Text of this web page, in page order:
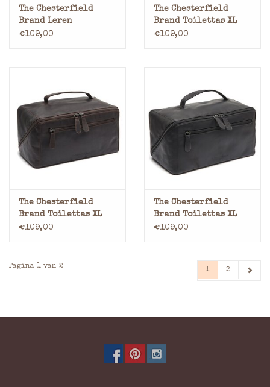
The Chesterfield
Brand Leren
Toilettas met
€109,00
The Chesterfield
Brand Toilettas XL
Cognac Trevia
€109,00
The Chesterfield
Brand Toilettas XL
Bruin Trevia
€109,00
The Chesterfield
Brand Toilettas XL
Zwart Trevia
€109,00
Pagina 1 van 2 1 2